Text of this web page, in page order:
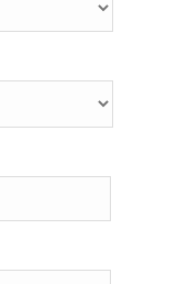
个